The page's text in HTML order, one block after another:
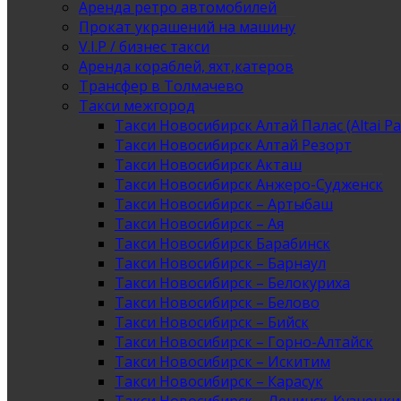
Аренда ретро автомобилей
Прокат украшений на машину
V.I.P / бизнес такси
Аренда кораблей, яхт,катеров
Трансфер в Толмачево
Такси межгород
Такси Новосибирск Алтай Палас (Altai
Такси Новосибирск Алтай Резорт
Такси Новосибирск Акташ
Такси Новосибирск Анжеро-Судженск
Такси Новосибирск – Артыбаш
Такси Новосибирск – Ая
Такси Новосибирск Барабинск
Такси Новосибирск – Барнаул
Такси Новосибирск – Белокуриха
Такси Новосибирск – Белово
Такси Новосибирск – Бийск
Такси Новосибирск – Горно-Алтайск
Такси Новосибирск – Искитим
Такси Новосибирск – Карасук